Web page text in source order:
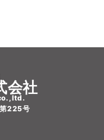
会社
225号